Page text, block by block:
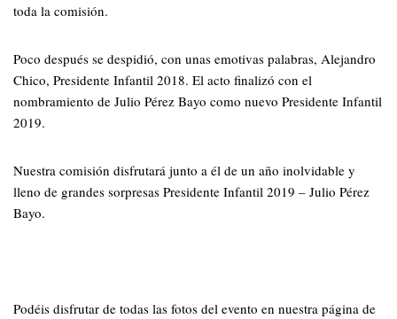
toda la comisión.
Poco después se despidió, con unas emotivas palabras, Alejandro
Chico, Presidente Infantil 2018. El acto finalizó con el
nombramiento de Julio Pérez Bayo como nuevo Presidente Infantil
2019.
Nuestra comisión disfrutará junto a él de un año inolvidable y
lleno de grandes sorpresas Presidente Infantil 2019 – Julio Pérez
Bayo.
Podéis disfrutar de todas las fotos del evento en nuestra página de